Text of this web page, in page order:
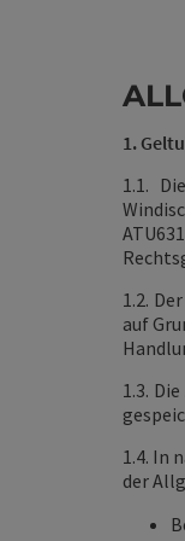
1.
1.1.
1.2.
auf
1.3.
1.4. In
der